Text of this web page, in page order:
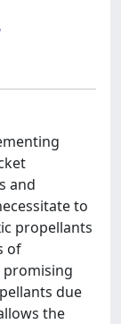
and
to
propellants
of
promising
due
the